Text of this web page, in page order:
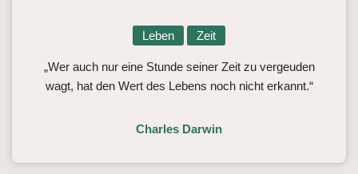
Leben Zeit
„Wer auch nur eine Stunde seiner Zeit zu vergeuden
wagt, hat den Wert des Lebens noch nicht erkannt.“
Charles Darwin